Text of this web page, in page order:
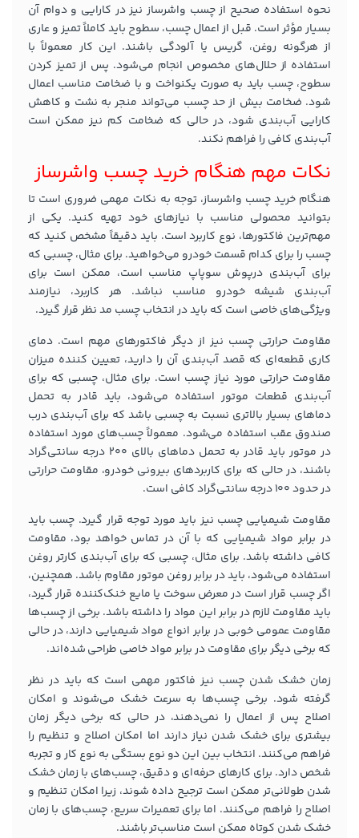
نحوه استفاده صحیح از چسب واشرساز نیز در کارایی و دوام آن
بسیار مؤثر است. قبل از اعمال چسب، سطوح باید کاملاً تمیز و عاری
از هرگونه روغن، گریس یا آلودگی باشند. این کار معمولاً با
استفاده از حلال‌های مخصوص انجام می‌شود. پس از تمیز کردن
سطوح، چسب باید به صورت یکنواخت و با ضخامت مناسب اعمال
شود. ضخامت بیش از حد چسب می‌تواند منجر به نشت و کاهش
کارایی آب‌بندی شود، در حالی که ضخامت کم نیز ممکن است
آب‌بندی کافی را فراهم نکند.
نکات مهم هنگام خرید چسب واشرساز
هنگام خرید چسب واشرساز، توجه به نکات مهمی ضروری است تا
بتوانید محصولی مناسب با نیازهای خود تهیه کنید. یکی از
مهم‌ترین فاکتورها، نوع کاربرد است. باید دقیقاً مشخص کنید که
چسب را برای کدام قسمت خودرو می‌خواهید. برای مثال، چسبی که
برای آب‌بندی درپوش سوپاپ مناسب است، ممکن است برای
آب‌بندی شیشه خودرو مناسب نباشد. هر کاربرد، نیازمند
ویژگی‌های خاصی است که باید در انتخاب چسب مد نظر قرار گیرد.
مقاومت حرارتی چسب نیز از دیگر فاکتورهای مهم است. دمای
کاری قطعه‌ای که قصد آب‌بندی آن را دارید، تعیین کننده میزان
مقاومت حرارتی مورد نیاز چسب است. برای مثال، چسبی که برای
آب‌بندی قطعات موتور استفاده می‌شود، باید قادر به تحمل
دماهای بسیار بالاتری نسبت به چسبی باشد که برای آب‌بندی درب
صندوق عقب استفاده می‌شود. معمولاً چسب‌های مورد استفاده
در موتور باید قادر به تحمل دماهای بالای 200 درجه سانتی‌گراد
باشند، در حالی که برای کاربردهای بیرونی خودرو، مقاومت حرارتی
در حدود 100 درجه سانتی‌گراد کافی است.
مقاومت شیمیایی چسب نیز باید مورد توجه قرار گیرد. چسب باید
در برابر مواد شیمیایی که با آن در تماس خواهد بود، مقاومت
کافی داشته باشد. برای مثال، چسبی که برای آب‌بندی کارتر روغن
استفاده می‌شود، باید در برابر روغن موتور مقاوم باشد. همچنین،
اگر چسب قرار است در معرض سوخت یا مایع خنک‌کننده قرار گیرد،
باید مقاومت لازم در برابر این مواد را داشته باشد. برخی از چسب‌ها
مقاومت عمومی خوبی در برابر انواع مواد شیمیایی دارند، در حالی
که برخی دیگر برای مقاومت در برابر مواد خاصی طراحی شده‌اند.
زمان خشک شدن چسب نیز فاکتور مهمی است که باید در نظر
گرفته شود. برخی چسب‌ها به سرعت خشک می‌شوند و امکان
اصلاح پس از اعمال را نمی‌دهند، در حالی که برخی دیگر زمان
بیشتری برای خشک شدن نیاز دارند اما امکان اصلاح و تنظیم را
فراهم می‌کنند. انتخاب بین این دو نوع بستگی به نوع کار و تجربه
شخص دارد. برای کارهای حرفه‌ای و دقیق، چسب‌های با زمان خشک
شدن طولانی‌تر ممکن است ترجیح داده شوند، زیرا امکان تنظیم و
اصلاح را فراهم می‌کنند. اما برای تعمیرات سریع، چسب‌های با زمان
خشک شدن کوتاه ممکن است مناسب‌تر باشند.